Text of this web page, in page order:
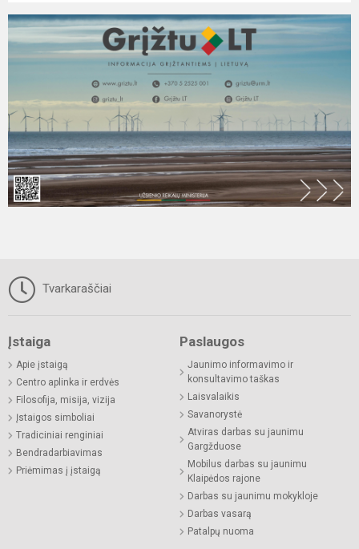
Tvarkaraščiai
Įstaiga
Apie įstaigą
Centro aplinka ir erdvės
Filosofija, misija, vizija
Įstaigos simboliai
Tradiciniai renginiai
Bendradarbiavimas
Priėmimas į įstaigą
Paslaugos
Jaunimo informavimo ir
konsultavimo taškas
Laisvalaikis
Savanorystė
Atviras darbas su jaunimu
Gargžduose
Mobilus darbas su jaunimu
Klaipėdos rajone
Darbas su jaunimu mokykloje
Darbas vasarą
Patalpų nuoma